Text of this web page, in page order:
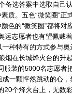
选答案中选取自己
质。五色“微笑圈”
色的“微笑圈”都将对
运志愿者也有望佩戴
一种特有的方式参与
在长城烽火台的升
服装的5000名志愿者
一颗怦然跳动的心
20个烽火台上，无数